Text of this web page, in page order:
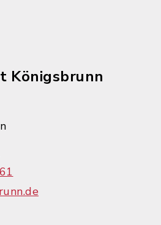
Königsbrunn